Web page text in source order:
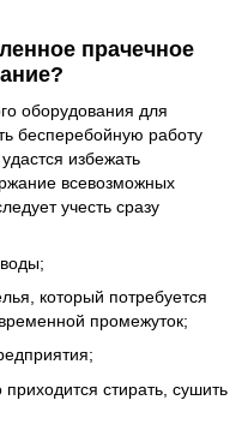
прачечное
оборудования для
бесперебойную работу
избежать
всевозможных
учесть сразу
который потребуется
промежуток;
стирать, сушить